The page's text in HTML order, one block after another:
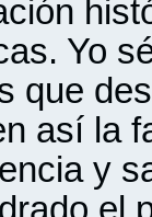
Yo
que
así la
y